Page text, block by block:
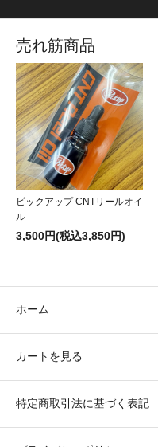
売れ筋商品
ピックアップ CNTリールオイ
ル
3,500円(税込3,850円)
ホーム
カートを見る
特定商取引法に基づく表記